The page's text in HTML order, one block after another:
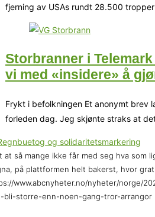
fjerning av USAs rundt 28.500
Storbranner i
vi med «insidere» å
Frykt i befolkningen Et anonymt brev
forleden dag. Jeg skjønte straks at
at så mange ikke får med seg hva som
på plattformen helt bakerst, hvor
www.abcnyheter.no/nyheter/norge/
bli-storre-enn-noen-gang-tror-arrangor